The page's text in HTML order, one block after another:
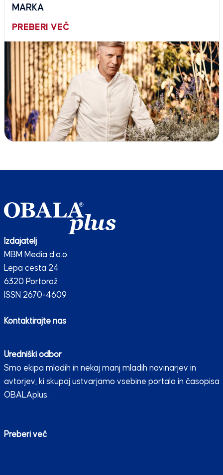
MARKA
PREBERI VEČ
Izdajatelj
MBM Media d.o.o.
Lepa cesta 24
6320 Portorož
ISSN 2670-4609
Kontaktirajte nas
Uredniški odbor
Smo ekipa mladih in nekaj manj mladih novinarjev in
avtorjev, ki skupaj ustvarjamo vsebine portala in časopisa
OBALAplus.
Preberi več